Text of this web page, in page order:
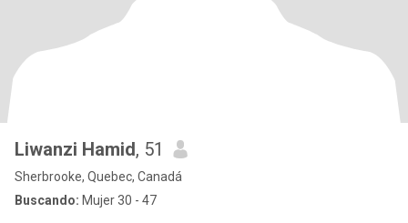
Liwanzi Hamid, 51
Sherbrooke, Quebec, Canadá
Buscando: Mujer 30 - 47